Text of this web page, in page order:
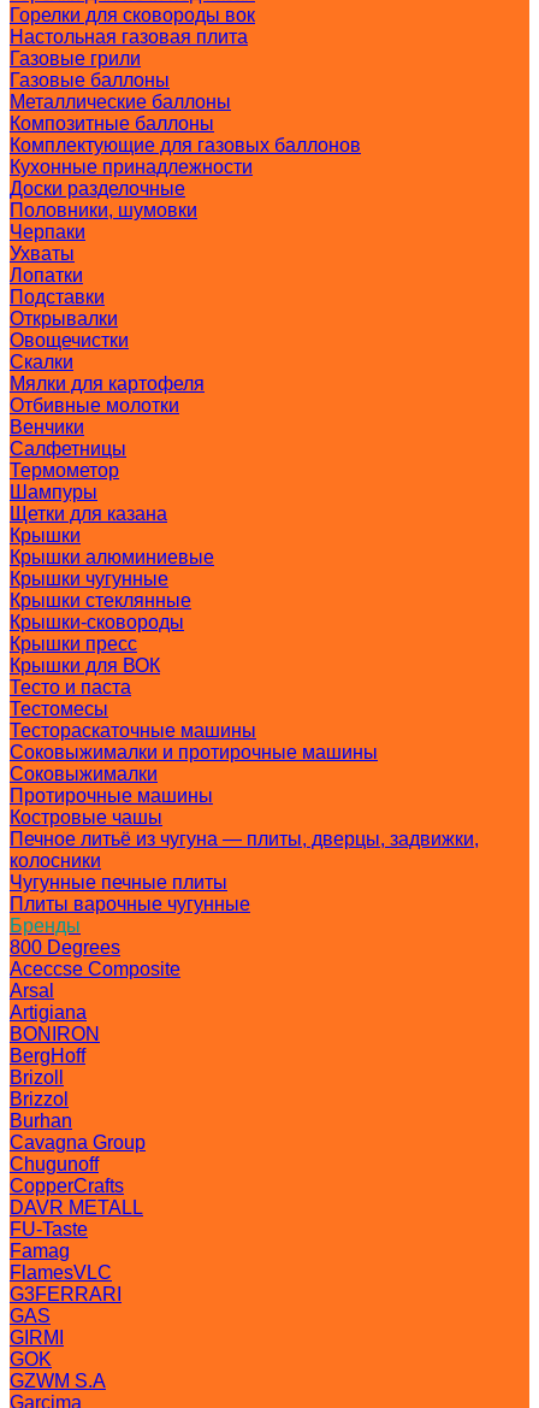
Горелки для сковороды вок
Настольная газовая плита
Газовые грили
Газовые баллоны
Металлические баллоны
Композитные баллоны
Комплектующие для газовых баллонов
Кухонные принадлежности
Доски разделочные
Половники, шумовки
Черпаки
Ухваты
Лопатки
Подставки
Открывалки
Овощечистки
Скалки
Мялки для картофеля
Отбивные молотки
Венчики
Салфетницы
Термометор
Шампуры
Щетки для казана
Крышки
Крышки алюминиевые
Крышки чугунные
Крышки стеклянные
Крышки-сковороды
Крышки пресс
Крышки для ВОК
Тесто и паста
Тестомесы
Тестораскаточные машины
Соковыжималки и протирочные машины
Соковыжималки
Протирочные машины
Костровые чашы
Печное литьё из чугуна — плиты, дверцы, задвижки,
колосники
Чугунные печные плиты
Плиты варочные чугунные
Бренды
800 Degrees
Aceccse Composite
Arsal
Artigiana
BONIRON
BergHoff
Brizoll
Brizzol
Burhan
Cavagna Group
Chugunoff
CopperCrafts
DAVR METALL
FU-Taste
Famag
FlamesVLC
G3FERRARI
GAS
GIRMI
GOK
GZWM S.A
Garcima